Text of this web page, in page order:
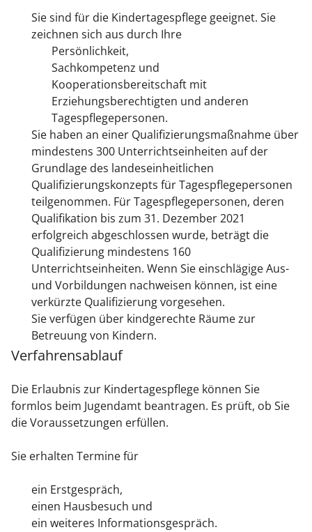
Sie sind für die Kindertagespflege geeignet. Sie
zeichnen sich aus durch Ihre
Persönlichkeit,
Sachkompetenz und
Kooperationsbereitschaft mit
Erziehungsberechtigten und anderen
Tagespflegepersonen.
Sie haben an einer Qualifizierungsmaßnahme über
mindestens 300 Unterrichtseinheiten auf der
Grundlage des landeseinheitlichen
Qualifizierungskonzepts für Tagespflegepersonen
teilgenommen. Für Tagespflegepersonen, deren
Qualifikation bis zum 31. Dezember 2021
erfolgreich abgeschlossen wurde, beträgt die
Qualifizierung mindestens 160
Unterrichtseinheiten. Wenn Sie einschlägige Aus-
und Vorbildungen nachweisen können, ist eine
verkürzte Qualifizierung vorgesehen.
Sie verfügen über kindgerechte Räume zur
Betreuung von Kindern.
Verfahrensablauf
Die Erlaubnis zur Kindertagespflege können Sie
formlos beim Jugendamt beantragen. Es prüft, ob Sie
die Voraussetzungen erfüllen.
Sie erhalten Termine für
ein Erstgespräch,
einen Hausbesuch und
ein weiteres Informationsgespräch.